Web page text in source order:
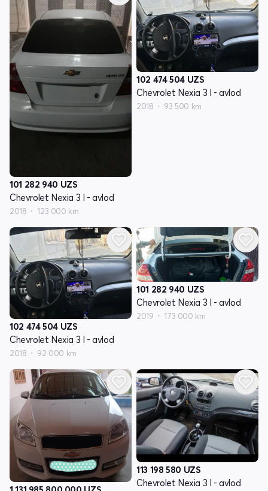
101 282 940 UZS
Chevrolet Nexia 3 I - avlod
2018 123 000 km
102 474 504 UZS
Chevrolet Nexia 3 I - avlod
2018 93 500 km
102 474 504 UZS
Chevrolet Nexia 3 I - avlod
2018 92 000 km
101 282 940 UZS
Chevrolet Nexia 3 I - avlod
2019 173 000 km
113 198 580 UZS
Chevrolet Nexia 3 I - avlod